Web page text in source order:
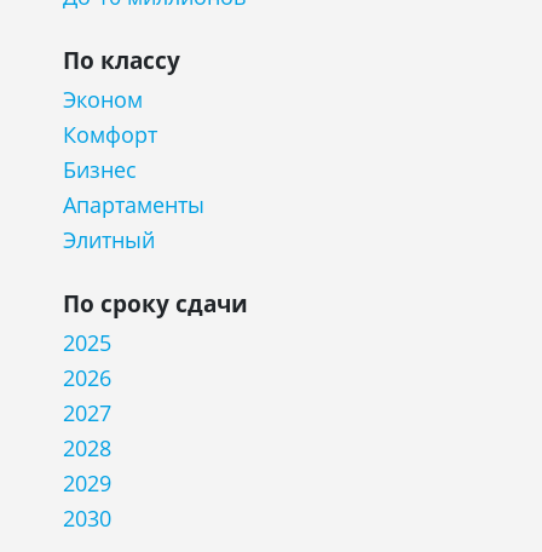
По классу
Эконом
Комфорт
Бизнес
Апартаменты
Элитный
По сроку сдачи
2025
2026
2027
2028
2029
2030